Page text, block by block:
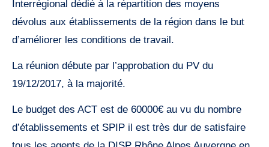
Interrégional dédié à la répartition des moyens
dévolus aux établissements de la région dans le but
d’améliorer les conditions de travail.
La réunion débute par l’approbation du PV du
19/12/2017, à la majorité.
Le budget des ACT est de 60000€ au vu du nombre
d’établissements et SPIP il est très dur de satisfaire